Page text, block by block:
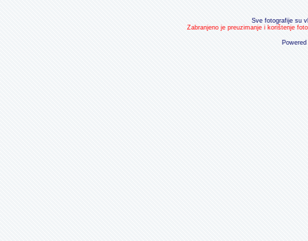
Sve fotografije su
Zabranjeno je preuzimanje i korištenje